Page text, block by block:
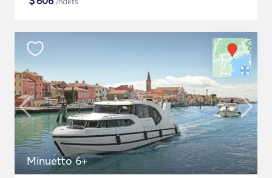
Minuetto 6+